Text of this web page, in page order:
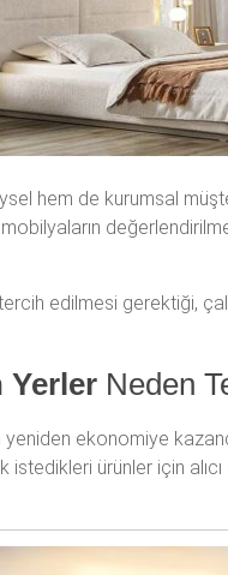
hem de kurumsal
edilmesi gerektiği,
Yerler Neden
yeniden ekonomiye
istedikleri ürünler için